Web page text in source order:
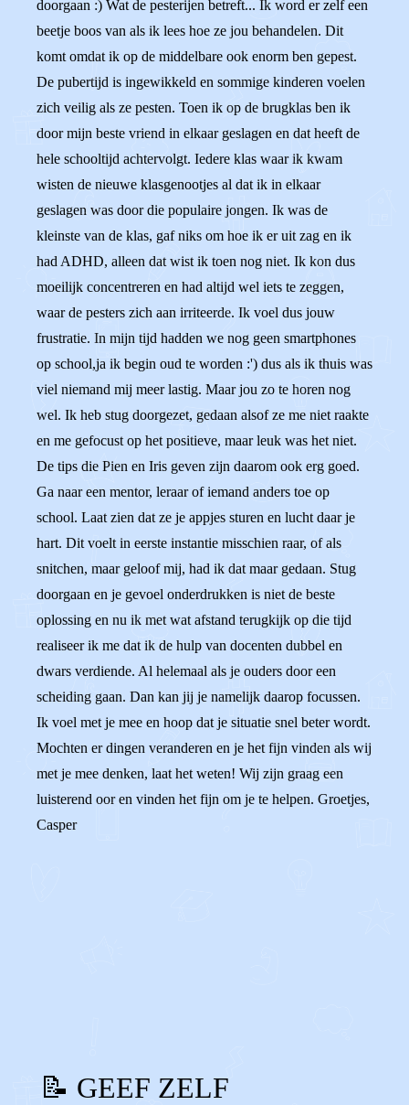
doorgaan :) Wat de pesterijen betreft... Ik word er zelf een
beetje boos van als ik lees hoe ze jou behandelen. Dit
komt omdat ik op de middelbare ook enorm ben gepest.
De pubertijd is ingewikkeld en sommige kinderen voelen
zich veilig als ze pesten. Toen ik op de brugklas ben ik
door mijn beste vriend in elkaar geslagen en dat heeft de
hele schooltijd achtervolgt. Iedere klas waar ik kwam
wisten de nieuwe klasgenootjes al dat ik in elkaar
geslagen was door die populaire jongen. Ik was de
kleinste van de klas, gaf niks om hoe ik er uit zag en ik
had ADHD, alleen dat wist ik toen nog niet. Ik kon dus
moeilijk concentreren en had altijd wel iets te zeggen,
waar de pesters zich aan irriteerde. Ik voel dus jouw
frustratie. In mijn tijd hadden we nog geen smartphones
op school,ja ik begin oud te worden :') dus als ik thuis was
viel niemand mij meer lastig. Maar jou zo te horen nog
wel. Ik heb stug doorgezet, gedaan alsof ze me niet raakte
en me gefocust op het positieve, maar leuk was het niet.
De tips die Pien en Iris geven zijn daarom ook erg goed.
Ga naar een mentor, leraar of iemand anders toe op
school. Laat zien dat ze je appjes sturen en lucht daar je
hart. Dit voelt in eerste instantie misschien raar, of als
snitchen, maar geloof mij, had ik dat maar gedaan. Stug
doorgaan en je gevoel onderdrukken is niet de beste
oplossing en nu ik met wat afstand terugkijk op die tijd
realiseer ik me dat ik de hulp van docenten dubbel en
dwars verdiende. Al helemaal als je ouders door een
scheiding gaan. Dan kan jij je namelijk daarop focussen.
Ik voel met je mee en hoop dat je situatie snel beter wordt.
Mochten er dingen veranderen en je het fijn vinden als wij
met je mee denken, laat het weten! Wij zijn graag een
luisterend oor en vinden het fijn om je te helpen. Groetjes,
Casper
📝 GEEF ZELF